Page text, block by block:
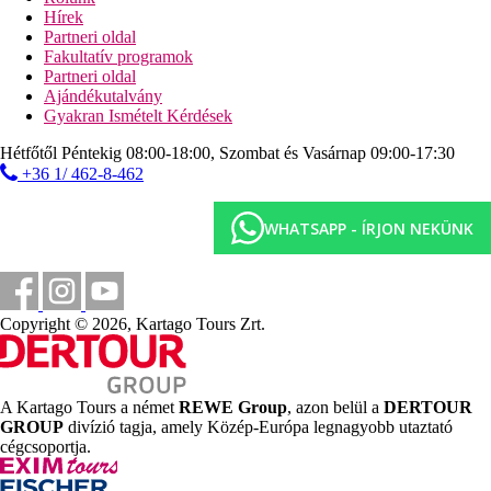
pétanque
strandröplabda
vízilabda
aerobic
jóga
Sport és szórakozás térítés ellenében
spa-központ
Ellátás
All Inclusive: minden étkezés büférendszerben, késői
reggeli, napközben könnyű snack-ételek, kávé, tea és
sütemények, olasz a'la carte-étterem (tartózkodásonként
1x ingyenesen, előzetes foglalás szükséges), egyes helyi
alkoholos és alkoholmentes italok 10:00 és 24:00 óra
között. Bor csak a főétteremben, ebédnél és vacsoránál
kapható. A vacsoránál alkalomhoz illő viselet ajánlott.
Szálláshely besorolás
Hírek
Partneri oldal
Fakultatív programok
Partneri oldal
Ajándékutalvány
Gyakran Ismételt Kérdések
Hétfőtől Péntekig 08:00-18:00, Szombat és Vasárnap 09:00-17:30
+36 1/ 462-8-462
WHATSAPP - ÍRJON NEKÜNK
Copyright © 2026, Kartago Tours Zrt.
A Kartago Tours a német REWE Group, azon belül a DERTOUR
GROUP divízió tagja, amely Közép-Európa legnagyobb utaztató
cégcsoportja.